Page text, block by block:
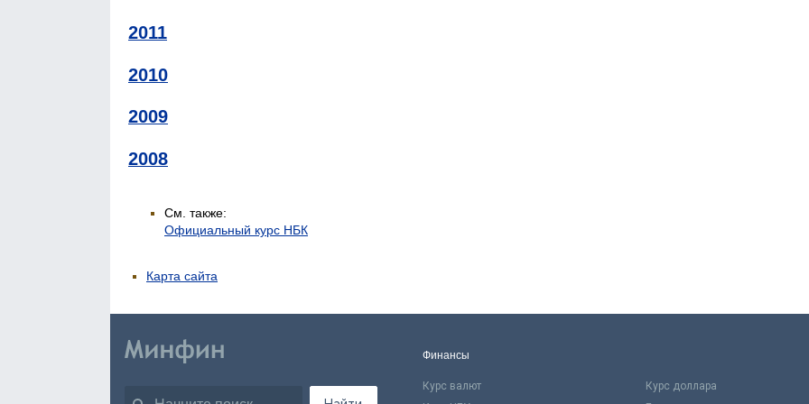
2011
2010
2009
2008
См. также:
Официальный курс НБК
Карта сайта
Финансы
Курс валют Курс доллара